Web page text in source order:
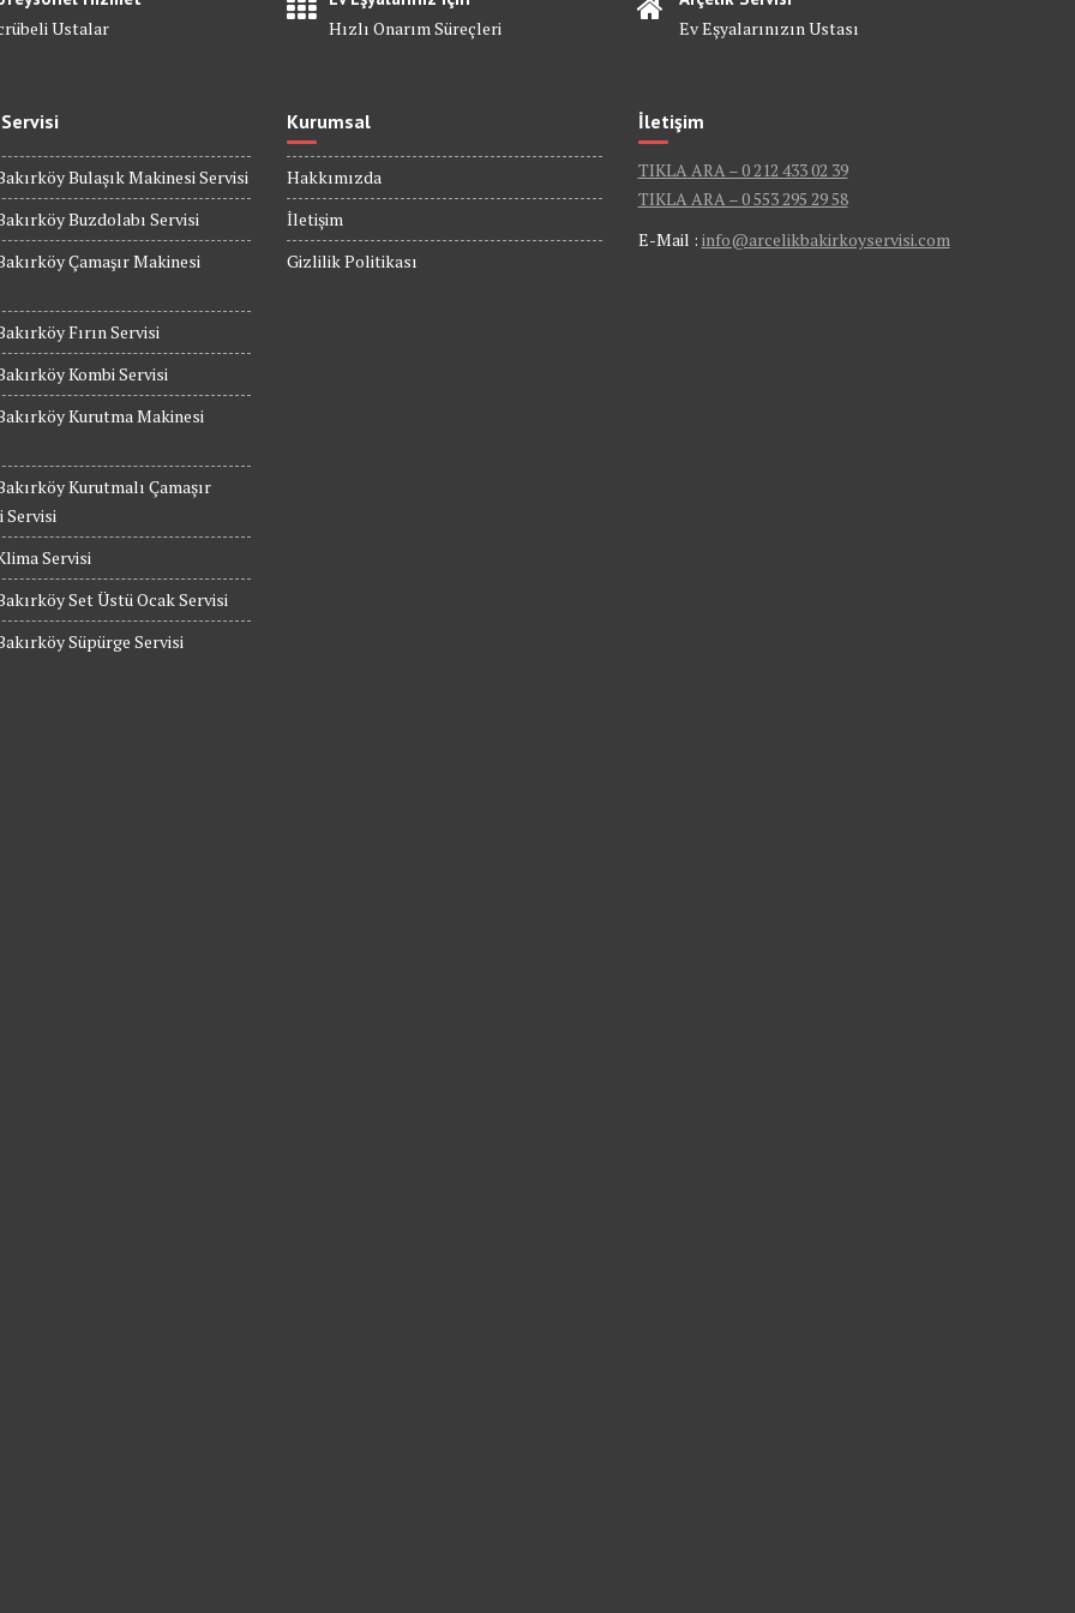
Ustalar
Hızlı Onarım Süreçleri
Ev Eşyalarınızın Ustası
Bulaşık Makinesi Servisi
Buzdolabı Servisi
Çamaşır Makinesi
Fırın Servisi
Kombi Servisi
Kurutma Makinesi
Kurutmalı Çamaşır
Servisi
Servisi
Set Üstü Ocak Servisi
Süpürge Servisi
Kurumsal
Hakkımızda
İletişim
Gizlilik Politikası
İletişim
TIKLA ARA – 0 212 433 02 39
TIKLA ARA – 0 553 295 29 58
E-Mail : info@arcelikbakirkoyservisi.com